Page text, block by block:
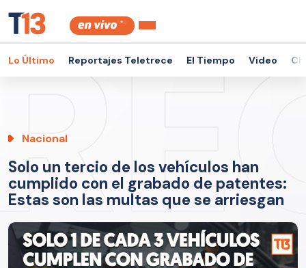
Lo Último Reportajes Teletrece El Tiempo Video
Nacional
Solo un tercio de los vehículos han
cumplido con el grabado de patentes:
Estas son las multas que se arriesgan